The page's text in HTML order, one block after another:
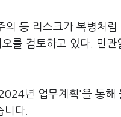
의 등 리스크가 복병처
를 검토하고 있다. 민
년 업무계획'을 통
니다.